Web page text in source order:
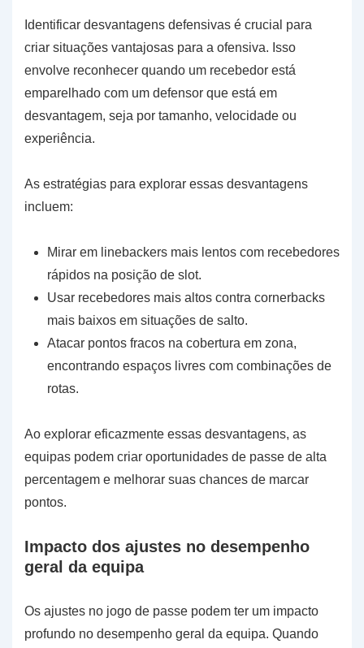
Identificar desvantagens defensivas é crucial para
criar situações vantajosas para a ofensiva. Isso
envolve reconhecer quando um recebedor está
emparelhado com um defensor que está em
desvantagem, seja por tamanho, velocidade ou
experiência.
As estratégias para explorar essas desvantagens
incluem:
Mirar em linebackers mais lentos com recebedores
rápidos na posição de slot.
Usar recebedores mais altos contra cornerbacks
mais baixos em situações de salto.
Atacar pontos fracos na cobertura em zona,
encontrando espaços livres com combinações de
rotas.
Ao explorar eficazmente essas desvantagens, as
equipas podem criar oportunidades de passe de alta
percentagem e melhorar suas chances de marcar
pontos.
Impacto dos ajustes no desempenho
geral da equipa
Os ajustes no jogo de passe podem ter um impacto
profundo no desempenho geral da equipa. Quando